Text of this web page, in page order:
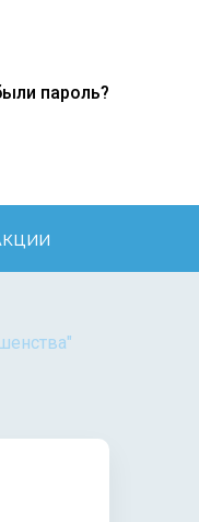
пароль?